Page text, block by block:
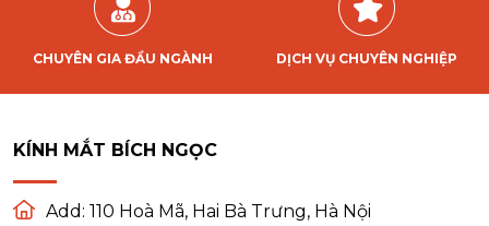
CHUYÊN GIA ĐẦU NGÀNH DỊCH VỤ CHUYÊN NGHIỆP
KÍNH MẮT BÍCH NGỌC
Add: 110 Hoà Mã, Hai Bà Trưng, Hà Nội